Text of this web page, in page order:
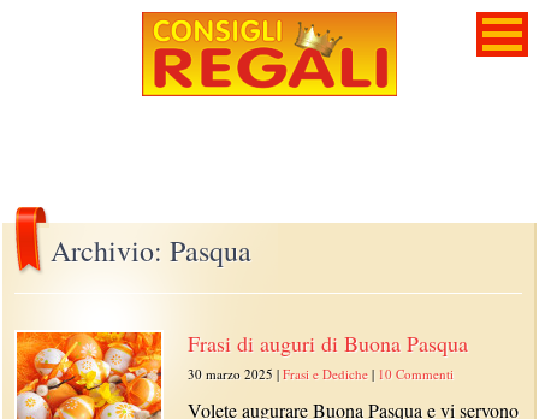
Archivio: Pasqua
Frasi di auguri di Buona Pasqua
30 marzo 2025 |Frasi e Dediche | 10 Commenti
Volete augurare Buona Pasqua e vi servono